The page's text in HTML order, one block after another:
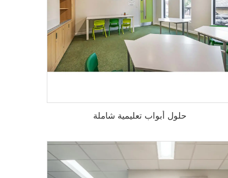
حلول أبواب تعليمية شاملة